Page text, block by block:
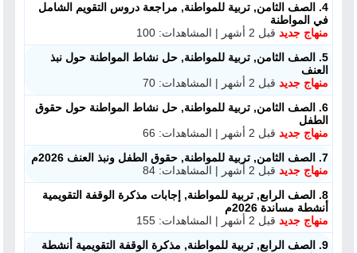
4. الصف الثامن, تربية للمواطنة, مراجعة دروس التقويم الشامل
في المواطنة
منهاج جديد قبل 2 أشهر | المشاهدات: 100
5. الصف الثامن, تربية للمواطنة, حل نشاط المواطنة حول نبذ
العنف
منهاج جديد قبل 2 أشهر | المشاهدات: 70
6. الصف الثامن, تربية للمواطنة, حل نشاط المواطنة حول حقوق
الطفل
منهاج جديد قبل 2 أشهر | المشاهدات: 66
7. الصف الثامن, تربية للمواطنة, حقوق الطفل ونبذ العنف 2026م
منهاج جديد قبل 2 أشهر | المشاهدات: 84
8. الصف الرابع, تربية للمواطنة, إجابات مذكرة الوقفة التقويمية
أنشطة مساندة 2026م
منهاج جديد قبل 2 أشهر | المشاهدات: 155
9. الصف الرابع, تربية للمواطنة, مذكرة الوقفة التقويمية أنشطة